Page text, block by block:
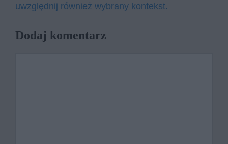
uwzględnij również wybrany kontekst.
Dodaj komentarz